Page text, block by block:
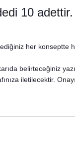
10 adettir.
her konseptte
belirteceğiniz
iletilecektir.